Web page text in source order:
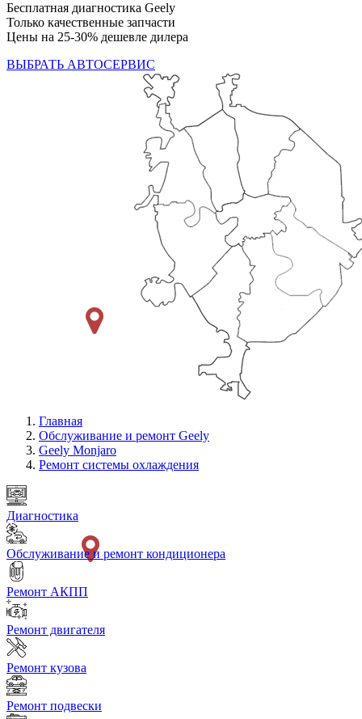
Бесплатная диагностика Geely
Только качественные запчасти
Цены на 25-30% дешевле дилера
ВЫБРАТЬ АВТОСЕРВИС
Главная
Обслуживание и ремонт Geely
Geely Monjaro
Ремонт системы охлаждения
Диагностика
Обслуживание и ремонт кондиционера
Ремонт АКПП
Ремонт двигателя
Ремонт кузова
Ремонт подвески